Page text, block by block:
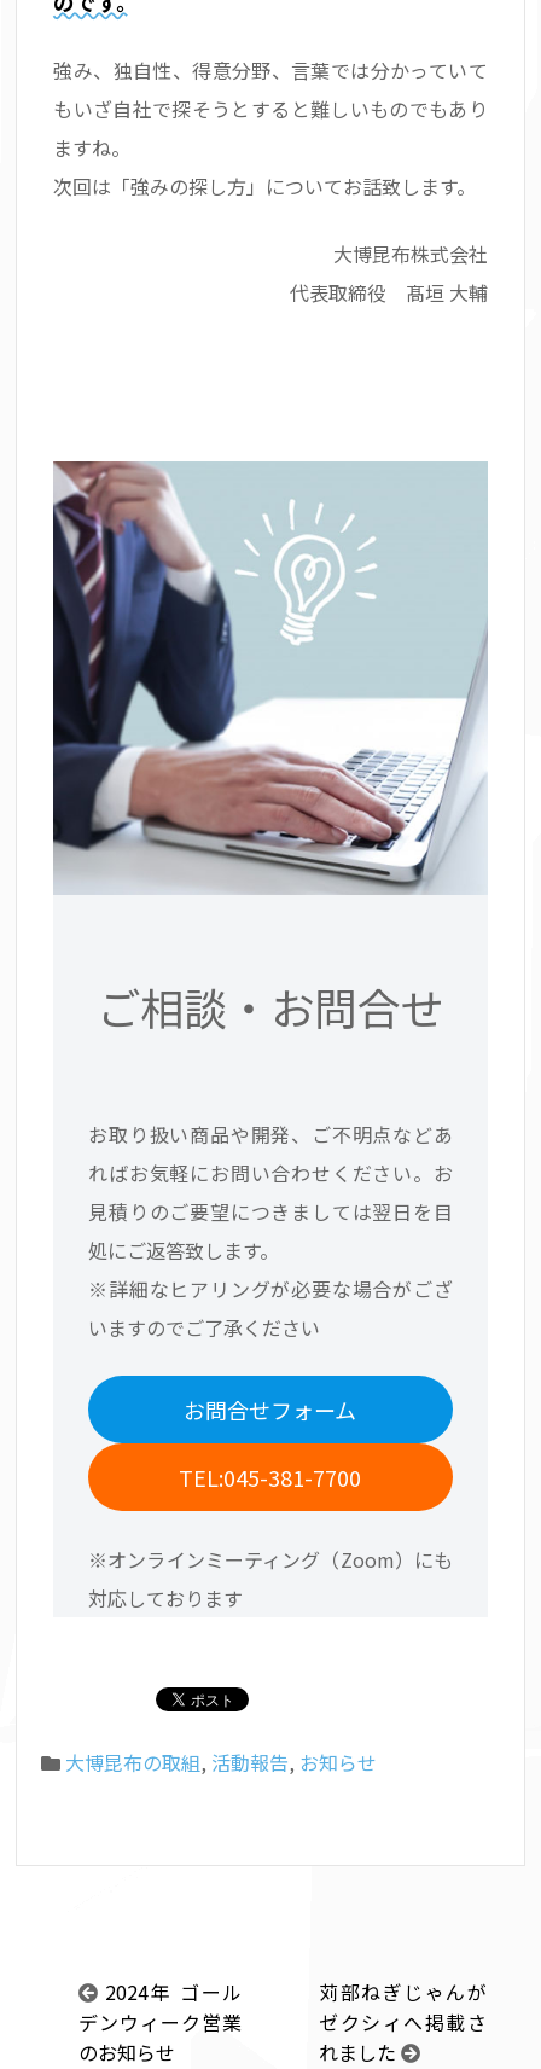
強み、独自性、得意分野、言葉では分かっていて
もいざ自社で探そうとすると難しいものでもあり
ますね。
次回は「強みの探し方」についてお話致します。
大博昆布株式会社
代表取締役 髙垣 大輔
ご相談・お問合せ
お取り扱い商品や開発、ご不明点などあ
ればお気軽にお問い合わせください。お
見積りのご要望につきましては翌日を目
処にご返答致します。
※詳細なヒアリングが必要な場合がござ
いますのでご了承ください
お問合せフォーム
TEL:045-381-7700
※オンラインミーティング（Zoom）にも
対応しております
大博昆布の取組, 活動報告, お知らせ
2024年 ゴール
デンウィーク営業
のお知らせ
苅部ねぎじゃんが
ゼクシィへ掲載さ
れました